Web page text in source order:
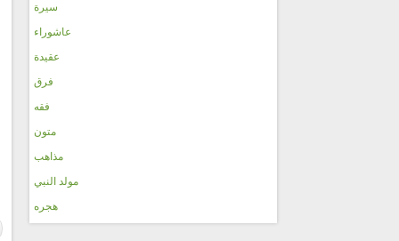
سيرة
عاشوراء
عقيدة
فرق
فقه
متون
مذاهب
مولد النبي
هجره